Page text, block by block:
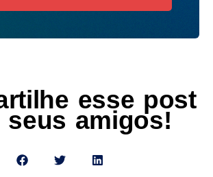
esse post
seus amigos!